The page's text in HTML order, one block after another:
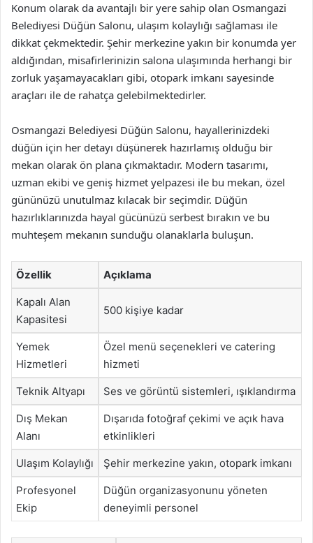
Konum olarak da avantajlı bir yere sahip olan Osmangazi
Belediyesi Düğün Salonu, ulaşım kolaylığı sağlaması ile
dikkat çekmektedir. Şehir merkezine yakın bir konumda yer
aldığından, misafirlerinizin salona ulaşımında herhangi bir
zorluk yaşamayacakları gibi, otopark imkanı sayesinde
araçları ile de rahatça gelebilmektedirler.
Osmangazi Belediyesi Düğün Salonu, hayallerinizdeki
düğün için her detayı düşünerek hazırlamış olduğu bir
mekan olarak ön plana çıkmaktadır. Modern tasarımı,
uzman ekibi ve geniş hizmet yelpazesi ile bu mekan, özel
gününüzü unutulmaz kılacak bir seçimdir. Düğün
hazırlıklarınızda hayal gücünüzü serbest bırakın ve bu
muhteşem mekanın sunduğu olanaklarla buluşun.
Özellik Açıklama
Kapalı Alan
Kapasitesi
500 kişiye kadar
Yemek
Hizmetleri
Özel menü seçenekleri ve catering
hizmeti
Teknik Altyapı Ses ve görüntü sistemleri, ışıklandırma
Dış Mekan
Alanı
Dışarıda fotoğraf çekimi ve açık hava
etkinlikleri
Ulaşım Kolaylığı Şehir merkezine yakın, otopark imkanı
Profesyonel
Ekip
Düğün organizasyonunu yöneten
deneyimli personel